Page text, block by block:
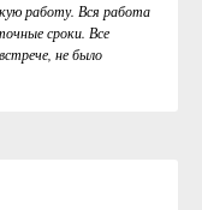
работу. Вся работа
сроки. Все
не было